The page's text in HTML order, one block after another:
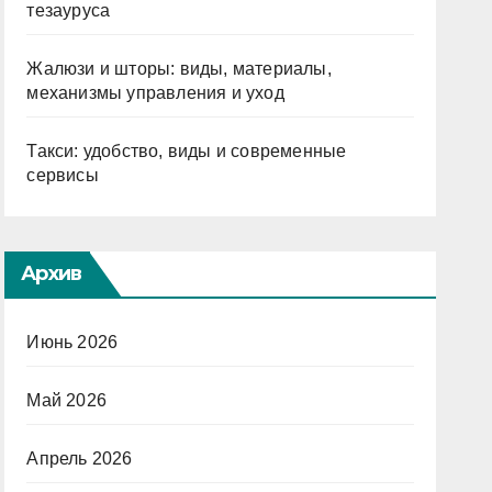
тезауруса
Жалюзи и шторы: виды, материалы,
механизмы управления и уход
Такси: удобство, виды и современные
сервисы
Архив
Июнь 2026
Май 2026
Апрель 2026